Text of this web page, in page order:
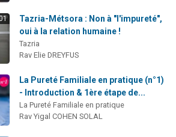
Tazria-Métsora : Non à "l'impureté",
oui à la relation humaine !
Tazria
Rav Elie DREYFUS
La Pureté Familiale en pratique (n°1)
- Introduction & 1ère étape de...
La Pureté Familiale en pratique
Rav Yigal COHEN SOLAL